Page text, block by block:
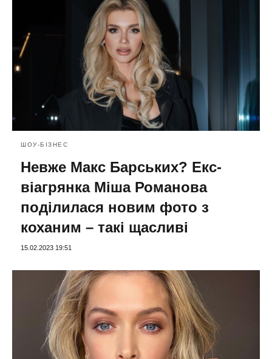
ШОУ-БІЗНЕС
Невже Макс Барських? Екс-
віагрянка Міша Романова
поділилася новим фото з
коханим – такі щасливі
15.02.2023 19:51